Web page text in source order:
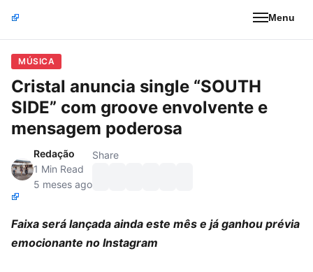
Menu
MÚSICA
Cristal anuncia single “SOUTH
SIDE” com groove envolvente e
mensagem poderosa
Redação
1 Min Read
5 meses ago
Share
Faixa será lançada ainda este mês e já ganhou prévia
emocionante no Instagram